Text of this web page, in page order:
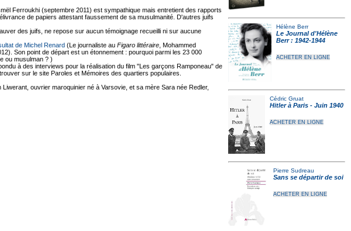
Hélène Berr
Le Journal d'Hélène
Berr : 1942-1944
ACHETER EN LIGNE
Cédric Gruat
Hitler à Paris - Juin 1940
ACHETER EN LIGNE
Pierre Sudreau
Sans se départir de soi
ACHETER EN LIGNE
Ferroukhi (septembre 2011) est sympathique mais entretient des rapports
de papiers attestant faussement de sa musulmanité. D'autres juifs
des juifs, ne repose sur aucun témoignage recueilli ni sur aucune
de Michel Renard (Le journaliste au Figaro littéraire , Mohammed
Son point de départ est un étonnement : pourquoi parmi les 23 000
ou musulman ? )
à des interviews pour la réalisation du film "Les garçons Ramponeau" de
sur le site Paroles et Mémoires des quartiers populaires.
ouvrier maroquinier né à Varsovie, et sa mère Sara née Redler,